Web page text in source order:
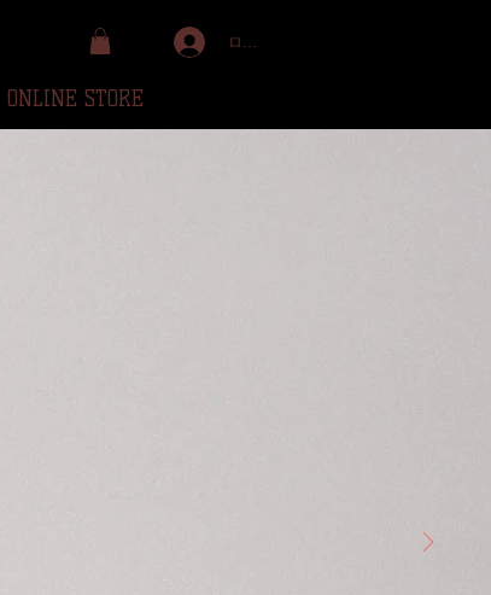
ログイン
ONLINE STORE